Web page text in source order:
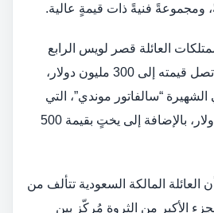
ومجموعةً فنيةً ذات قيمةٍ عالية.
العائلة قصر لويس الرابع
عشر في فرنسا، الذي تصل قيمته إلى 300 مليون دولار،
“سالفاتور موندي”، التي
اشتُريت بـ450 مليون دولار، بالإضافة إلى يختٍ بقيمة 500
المالكة السعودية تتألف من
الجزء الأكبر من الثروة مُركّز بين